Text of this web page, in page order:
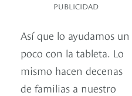
PUBLICIDAD
Así que lo ayudamos un
poco con la tableta. Lo
mismo hacen decenas
de familias a nuestro